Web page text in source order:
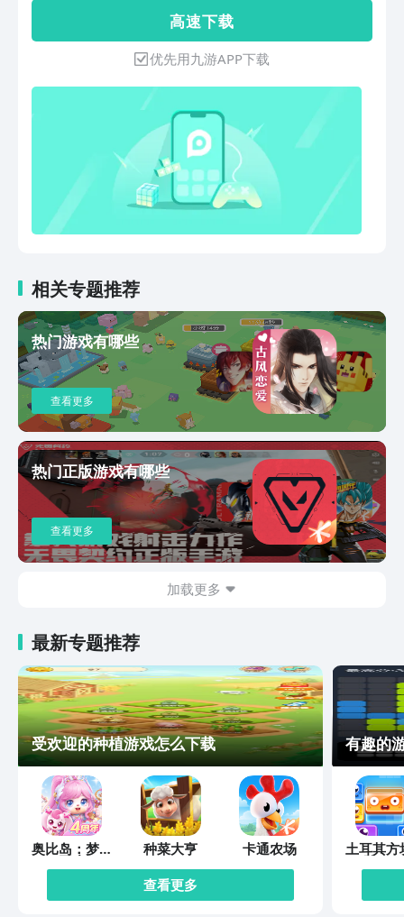
本无法维持生活以及治疗自己的病，得想
办法赚钱才行！【股票系统】玩家通过玩
股票赚钱，运气好的话说不定可以成为亿
万富翁。【银行系统】通过银行，玩家可
以贷款去炒股。当然贷款是有利息了，每
天都有面临贷款的压力。【打工系统】为
了维持生活，玩家还可以去做兼职，如跑
外卖，跑快递，跑滴滴，跑货拉拉等等。
【医院系统】身体越来越差，只能经常去
医院治疗维持生命。但如果赚到足够的
钱，也能通过高科技永久性恢复身体。
【消费系统】打工需要电动车，轿车，货
果不照顾好他们。说不定会给你惊喜，让
你花钱消灾。千万注意别让陷入【身体危
机】或【财富破产】，不然只能重新游戏
了。后续有需要也会陆续退出更多的内
高 速 下 载
优先用九游APP下载
相关专题推荐
热门游戏有哪些
查看更多
热门正版游戏有哪些
查看更多
加载更多
最新专题推荐
受欢迎的种植游戏怎么下载
奥比岛：梦想
国度
种菜大亨
卡通农场
查看更多
有趣的
土耳其方
除